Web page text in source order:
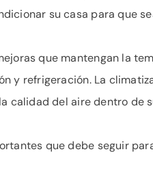
su casa para que
que mantengan la
y refrigeración. La
calidad del aire dentro de
que debe seguir